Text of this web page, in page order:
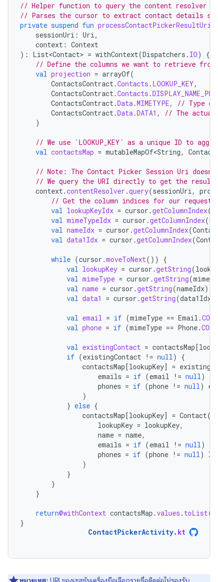
// Helper function to query the content resolver
// Parses the cursor to extract contact details
private suspend fun processContactPickerResultUri
sessionUri : Uri,
context : Context
):
List<Contact> = withContext(Dispatchers . IO)
{
// Define the columns we want to retrieve from
val projection = arrayOf(
ContactsContract.Contacts . LOOKUP_KEY,
ContactsContract.Contacts .
ContactsContract.Data.MIMETYPE,
// Type
ContactsContract.Data.DATA1 ,
// The actual
)
// We use `LOOKUP_KEY` as a unique ID to
val contactsMap = mutableMapOf<String, Contact
// Note: The Contact Picker Session Uri
// We query the URI directly to get the
context.contentResolver .query(sessionUri,
// Get the column indices for our
val lookupKeyIdx = cursor .getColumnIndex(
val mimeTypeIdx = cursor .getColumnIndex(
val nameIdx = cursor .getColumnIndex(
val data1Idx = cursor .getColumnIndex(
while (cursor .moveToNext())
{
val lookupKey = cursor .getString(
val mimeType = cursor .getString(
val name = cursor .getString(nameIdx)
val data1 = cursor .getString(data1Idx
val email = if (mimeType == Email .
val phone = if (mimeType == Phone.
val existingContact = contactsMap[
if (existingContact != null)
{
contactsMap[lookupKey] =
emails = if (email != null)
phones = if (phone != null)
)
} else {
contactsMap[lookupKey] = Contact(
lookupKey = lookupKey,
name = name,
emails = if (email != null)
phones = if (phone != null)
)
}
}
}
return@withContext contactsMap .values . toList()
}
ContactPickerActivity. kt